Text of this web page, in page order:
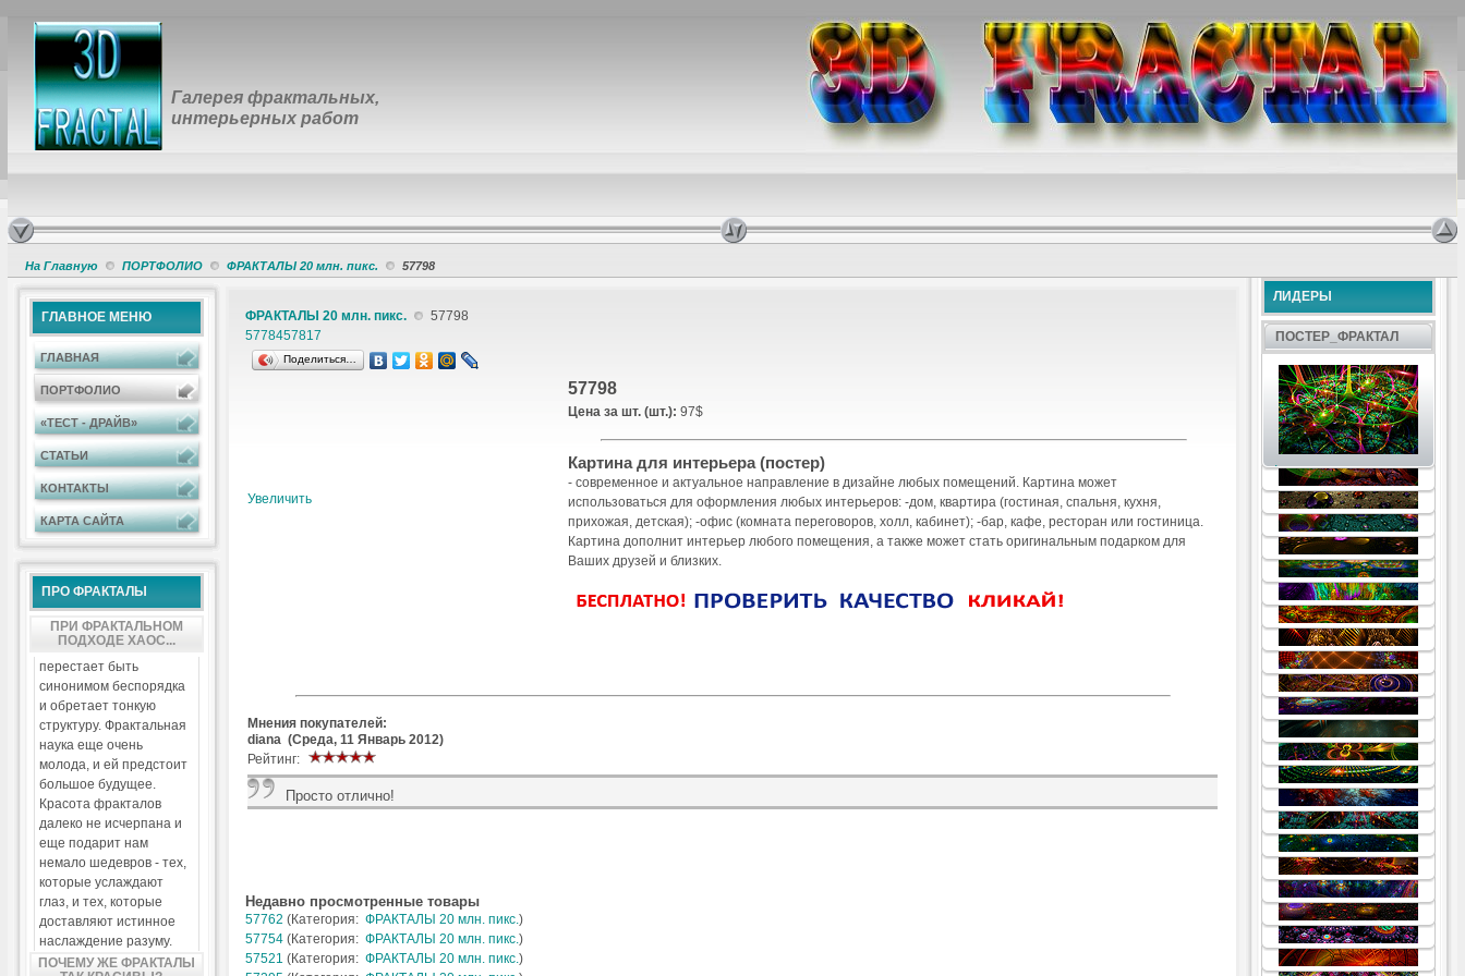
Галерея фрактальных,
интерьерных работ
На Главную ПОРТФОЛИО ФРАКТАЛЫ 20 млн. пикс. 57798
ГЛАВНОЕ МЕНЮ
ГЛАВНАЯ
ПОРТФОЛИО
«ТЕСТ - ДРАЙВ»
СТАТЬИ
КОНТАКТЫ
КАРТА САЙТА
ПРО ФРАКТАЛЫ
ПРИ ФРАКТАЛЬНОМ
ПОДХОДЕ ХАОС...
перестает быть
синонимом беспорядка
и обретает тонкую
структуру. Фрактальная
наука еще очень
молода, и ей предстоит
большое будущее.
Красота фракталов
далеко не исчерпана и
еще подарит нам
немало шедевров - тех,
которые услаждают
глаз, и тех, которые
доставляют истинное
наслаждение разуму.
ПОЧЕМУ ЖЕ ФРАКТАЛЫ
ЛИДЕРЫ
ПОСТЕР_ФРАКТАЛ
.
.
.
.
.
.
.
.
.
.
.
.
.
.
.
.
.
.
.
.
.
ФРАКТАЛЫ 20 млн. пикс.
57798
5778457817
Поделиться…
Увеличить
57798
Цена за шт. (шт.): 97$
Картина для интерьера (постер)
- современное и актуальное направление в дизайне любых помещений. Картина может
использоваться для оформления любых интерьеров: -дом, квартира (гостиная, спальня, кухня,
прихожая, детская); -офис (комната переговоров, холл, кабинет); -бар, кафе, ресторан или гостиница.
Картина дополнит интерьер любого помещения, а также может стать оригинальным подарком для
Ваших друзей и близких.
Мнения покупателей:
diana (Среда, 11 Январь 2012)
Рейтинг:
Просто отлично!
Недавно просмотренные товары
57762 (Категория: ФРАКТАЛЫ 20 млн. пикс.)
57754(Категория: ФРАКТАЛЫ 20 млн. пикс.)
57521 (Категория: ФРАКТАЛЫ 20 млн. пикс.)